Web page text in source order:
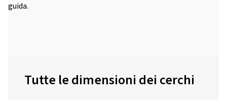
guida.
Tutte le dimensioni dei cerchi